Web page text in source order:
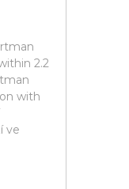
2.2
with
ve